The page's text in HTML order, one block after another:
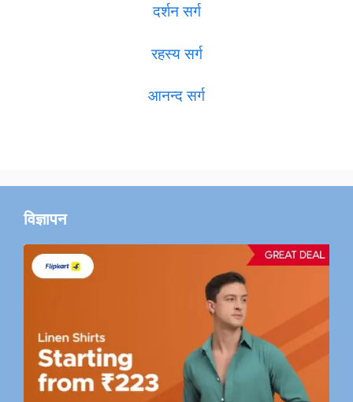
दर्शन सर्ग
रहस्य सर्ग
आनन्द सर्ग
विज्ञापन